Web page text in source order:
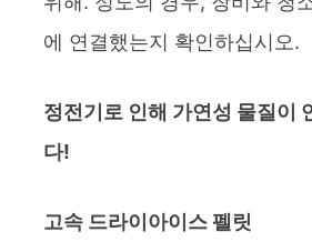
에 연결했는지 확인하십시오.
정전기로 인해 가연성 물질이
다!
고속 드라이아이스 펠릿